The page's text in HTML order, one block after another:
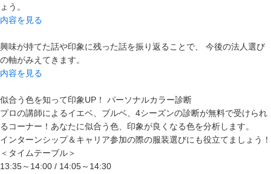
ょう。
内容を見る
興味が持てた話や印象に残った話を振り返ることで、 今後の法人選び
の軸がみえてきます。
内容を見る
似合う色を知って印象UP！ パーソナルカラー診断
プロの講師によるイエベ、ブルベ、4シーズンの診断が無料で受けられ
るコーナー！あなたに似合う色、印象が良くなる色を分析します。
インターンシップ＆キャリア参加の際の服装選びにも役立てましょう！
＜タイムテーブル＞
13:35～14:00 / 14:05～14:30